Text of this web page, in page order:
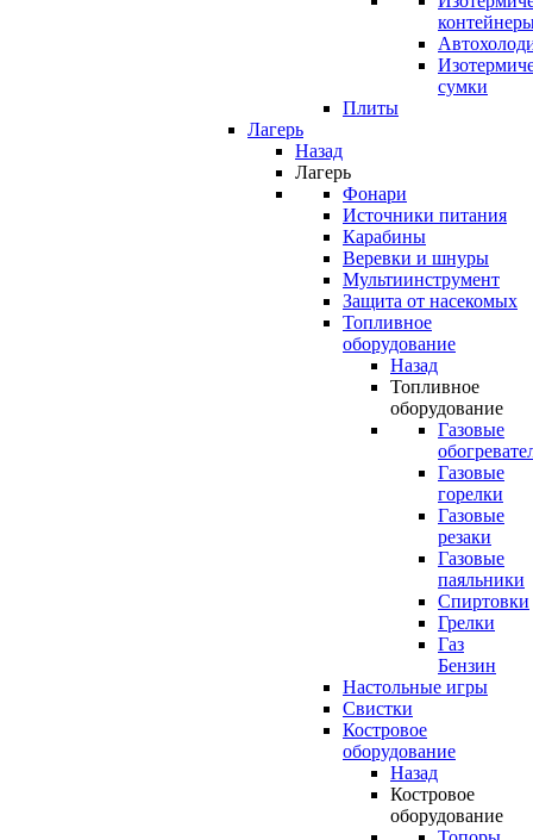
сумки
Плиты
Лагерь
Назад
Лагерь
Фонари
Источники питания
Карабины
Веревки и шнуры
Мультиинструмент
Защита от насекомых
Топливное
оборудование
Назад
Топливное
оборудование
Газовые
Газовые
горелки
Газовые
резаки
Газовые
паяльники
Спиртовки
Грелки
Газ
Бензин
Настольные игры
Свистки
Костровое
оборудование
Назад
Костровое
оборудование